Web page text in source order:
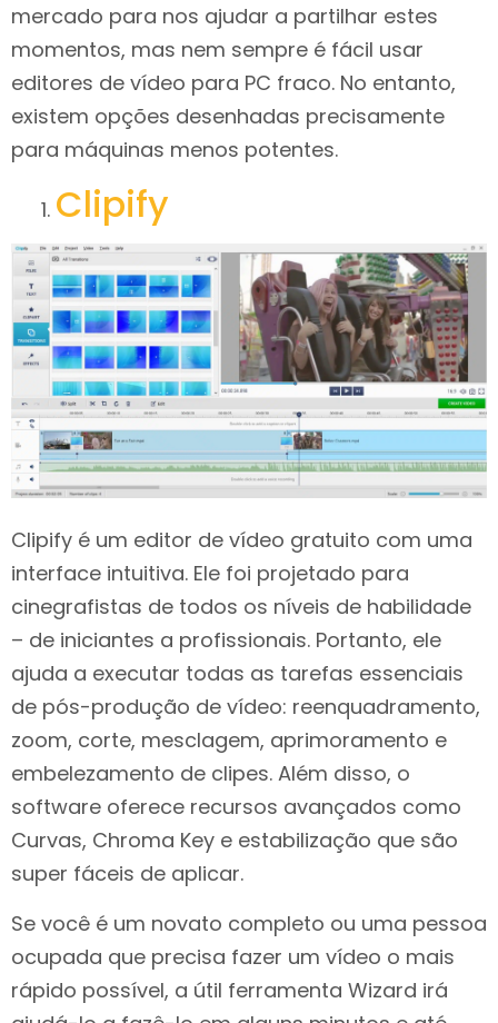
mercado para nos ajudar a partilhar estes
momentos, mas nem sempre é fácil usar
editores de vídeo para PC fraco. No entanto,
existem opções desenhadas precisamente
para máquinas menos potentes.
Clipify
Clipify é um editor de vídeo gratuito com uma
interface intuitiva. Ele foi projetado para
cinegrafistas de todos os níveis de habilidade
– de iniciantes a profissionais. Portanto, ele
ajuda a executar todas as tarefas essenciais
de pós-produção de vídeo: reenquadramento,
zoom, corte, mesclagem, aprimoramento e
embelezamento de clipes. Além disso, o
software oferece recursos avançados como
Curvas, Chroma Key e estabilização que são
super fáceis de aplicar.
Se você é um novato completo ou uma pessoa
ocupada que precisa fazer um vídeo o mais
rápido possível, a útil ferramenta Wizard irá